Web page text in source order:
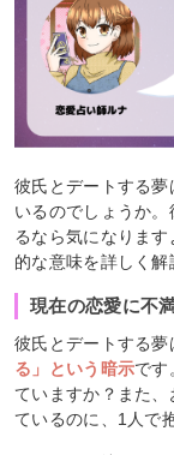
彼氏とデートする
いるのでしょうか
るなら気になりま
的な意味を詳しく解
現在の恋愛に不
彼氏とデートする夢
る」という暗示です
ていますか？また
ているのに、1人で